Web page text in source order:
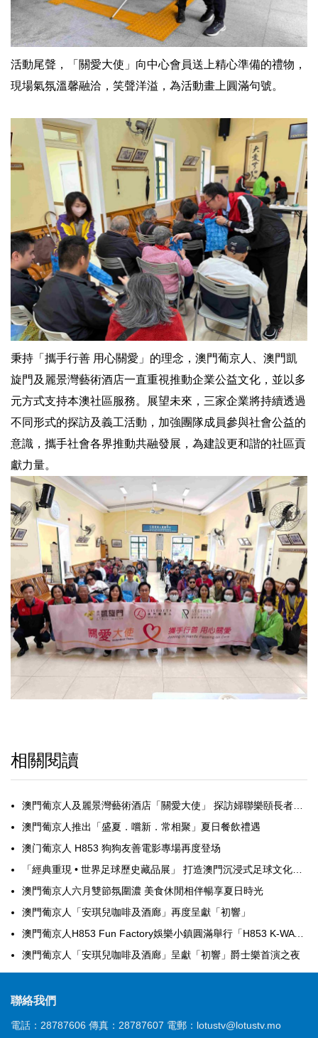
活動尾聲，「關愛大使」向中心會員送上精心準備的禮物，
現場氣氛溫馨融洽，笑聲洋溢，為活動畫上圓滿句號。
秉持「攜手行善 用心關愛」的理念，澳門葡京人、澳門凱
旋門及麗景灣藝術酒店一直重視推動企業公益文化，並以多
元方式支持本澳社區服務。展望未來，三家企業將持續透過
不同形式的探訪及義工活動，加強團隊成員參與社會公益的
意識，攜手社會各界推動共融發展，為建設更和諧的社區貢
獻力量。
相關閱讀
澳門葡京人推出「盛夏．嚐新．常相聚」夏日餐飲禮遇
澳门葡京人 H853 狗狗友善電影專場再度登场
澳門葡京人六月雙節氛圍濃 美食休閒相伴暢享夏日時光
澳門葡京人「安琪兒咖啡及酒廊」再度呈獻「初響」
澳門葡京人H853 Fun Factory娛樂小鎮圓滿舉行「H853 K-WAVE 韓粉日 II」
澳門葡京人「安琪兒咖啡及酒廊」呈獻「初響」爵士樂首演之夜
聯絡我們
電話：28787606 傳真：28787607 電郵：lotustv@lotustv.mo